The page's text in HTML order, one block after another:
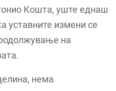
Кошта, уште еднаш
уставните измени се
на
нема